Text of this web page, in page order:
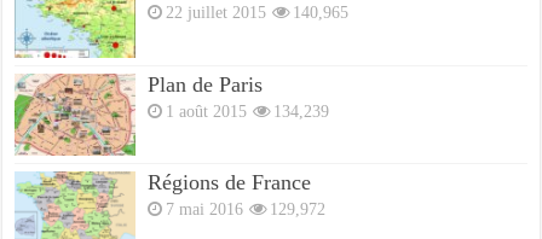
22 juillet 2015 140,965
Plan de Paris
1 août 2015 134,239
Régions de France
7 mai 2016 129,972